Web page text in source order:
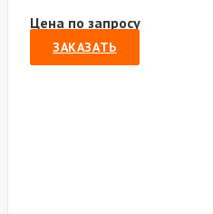
Цена по запросу
ЗАКАЗАТЬ